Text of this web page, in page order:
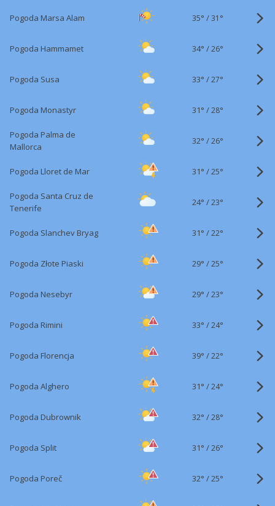
Pogoda Marsa Alam 35° /31°
Pogoda Hammamet 34° /26°
Pogoda Susa 33° /27°
Pogoda Monastyr 31° /28°
Pogoda Palma de
Mallorca
32° /26°
Pogoda Lloret de Mar 31° /25°
Pogoda Santa Cruz de
Tenerife
24° /23°
Pogoda Slanchev Bryag 31° /22°
Pogoda Złote Piaski 29° /25°
Pogoda Nesebyr 29° /23°
Pogoda Rimini 33° /24°
Pogoda Florencja 39° /22°
Pogoda Alghero 31° /24°
Pogoda Dubrownik 32° /28°
Pogoda Split 31° /26°
Pogoda Poreč 32° /25°